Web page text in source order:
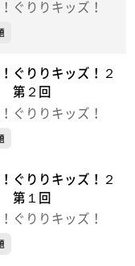
ぐりりキッズ！
ぐりりキッズ！２
第２回
ぐりりキッズ！
ぐりりキッズ！２
第１回
ぐりりキッズ！